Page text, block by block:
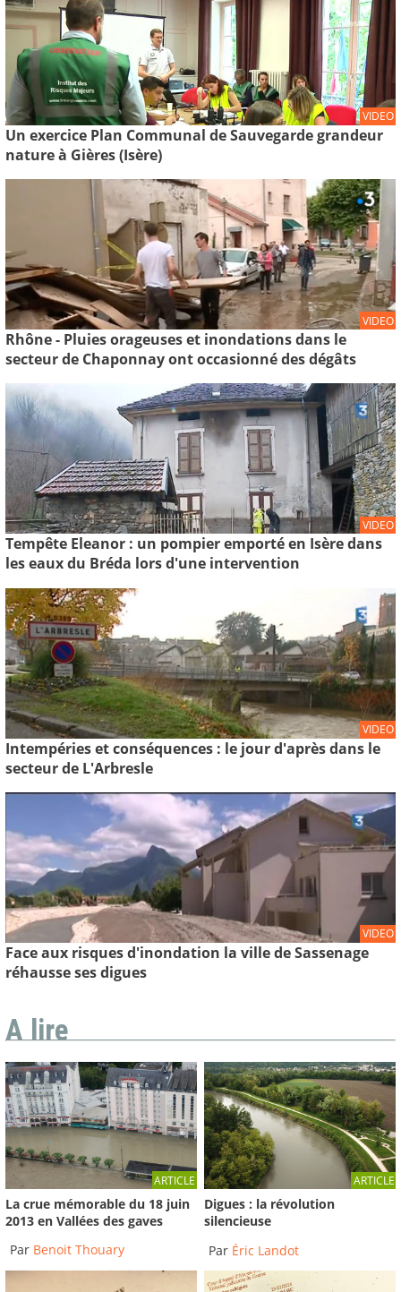
VIDEO
Un exercice Plan Communal de Sauvegarde grandeur
nature à Gières (Isère)
VIDEO
Rhône - Pluies orageuses et inondations dans le
secteur de Chaponnay ont occasionné des dégâts
VIDEO
Tempête Eleanor : un pompier emporté en Isère dans
les eaux du Bréda lors d'une intervention
VIDEO
Intempéries et conséquences : le jour d'après dans le
secteur de L'Arbresle
VIDEO
Face aux risques d'inondation la ville de Sassenage
réhausse ses digues
A lire
ARTICLE
La crue mémorable du 18 juin
2013 en Vallées des gaves
Par Benoit Thouary
ARTICLE
Digues : la révolution
silencieuse
Par Éric Landot